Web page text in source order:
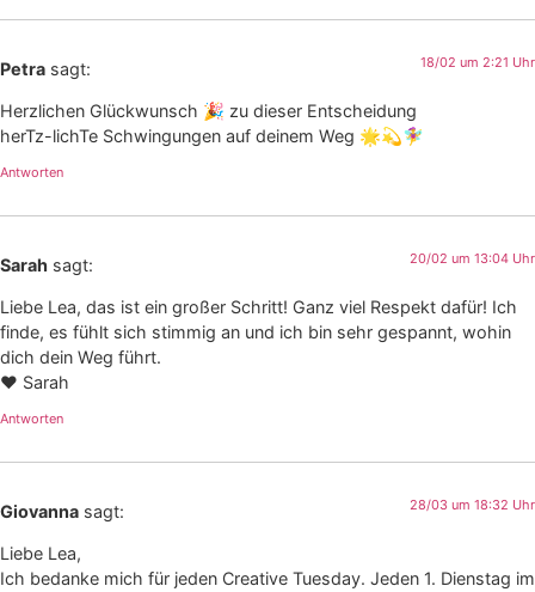
Petra sagt: 18/02 um 2:21 Uhr
Herzlichen Glückwunsch 🎉 zu dieser Entscheidung
herTz-lichTe Schwingungen auf deinem Weg 🌟💫🧚‍♀️
Antworten
Sarah sagt: 20/02 um 13:04 Uhr
Liebe Lea, das ist ein großer Schritt! Ganz viel Respekt dafür! Ich
finde, es fühlt sich stimmig an und ich bin sehr gespannt, wohin
dich dein Weg führt.
♥️ Sarah
Antworten
Giovanna sagt: 28/03 um 18:32 Uhr
Liebe Lea,
Ich bedanke mich für jeden Creative Tuesday. Jeden 1. Dienstag im